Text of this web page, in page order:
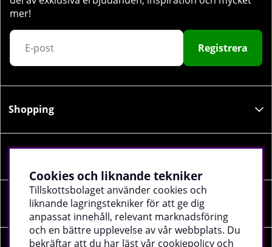
mer!
Registrera
Shopping
Sociala medier
Cookies och liknande tekniker
Tillskottsbolaget använder cookies och
liknande lagringstekniker för att ge dig
anpassat innehåll, relevant marknadsföring
och en bättre upplevelse av vår webbplats. Du
bekräftar att du har läst vår cookiepolicy och